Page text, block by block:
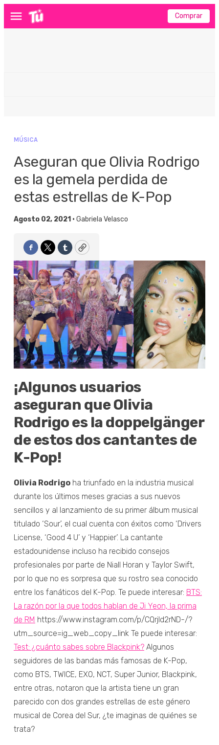
Menú Comprar
MÚSICA
Aseguran que Olivia Rodrigo
es la gemela perdida de
estas estrellas de K-Pop
Agosto 02, 2021 • Gabriela Velasco
Facebook
TwitterTumblrCopy
¡Algunos usuarios
aseguran que Olivia
Rodrigo es la doppelgänger
de estos dos cantantes de
K-Pop!
Olivia Rodrigo ha triunfado en la industria musical
durante los últimos meses gracias a sus nuevos
sencillos y al lanzamiento de su primer álbum musical
titulado ‘Sour’, el cual cuenta con éxitos como ‘Drivers
License, ‘Good 4 U’ y ‘Happier’. La cantante
estadounidense incluso ha recibido consejos
profesionales por parte de Niall Horan y Taylor Swift,
por lo que no es sorpresa que su rostro sea conocido
entre los fanáticos del K-Pop. Te puede interesar: BTS:
La razón por la que todos hablan de Ji Yeon, la prima
de RM https://www.instagram.com/p/CQrjld2rND-/?
utm_source=ig_web_copy_link Te puede interesar:
Test: ¿cuánto sabes sobre Blackpink? Algunos
seguidores de las bandas más famosas de K-Pop,
como BTS, TWICE, EXO, NCT, Super Junior, Blackpink,
entre otras, notaron que la artista tiene un gran
parecido con dos grandes estrellas de este género
musical de Corea del Sur, ¿te imaginas de quiénes se
trata?